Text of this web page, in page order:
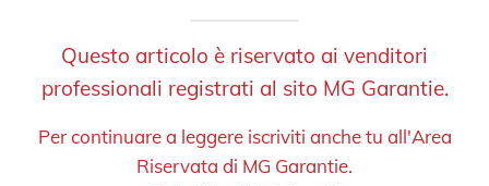
Questo articolo è riservato ai venditori
professionali registrati al sito MG Garantie.
Per continuare a leggere iscriviti anche tu all'Area
Riservata di MG Garantie.